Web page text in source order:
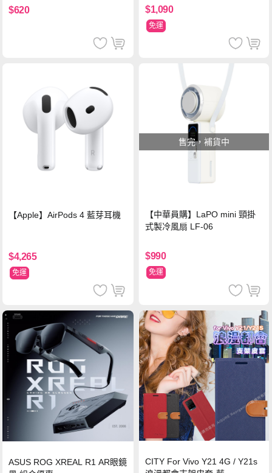
$620 $1,090
免運
【Apple】AirPods 4 藍芽耳機
$4,265
免運
售完，補貨中
【中華員購】LaPO mini 頸掛
式製冷風扇 LF-06
$990
免運
ASUS ROG XREAL R1 AR眼鏡
CITY For Vivo Y21 4G / Y21s